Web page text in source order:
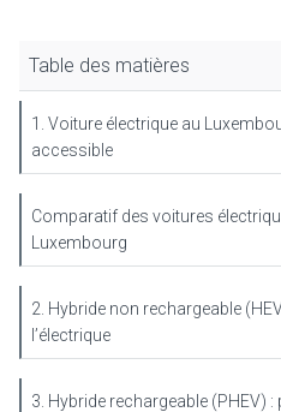
Table des matières
1. Voiture électrique au
accessible
Comparatif des voitures
Luxembourg
2. Hybride non rechargeable
l’électrique
3. Hybride rechargeable (PHEV)